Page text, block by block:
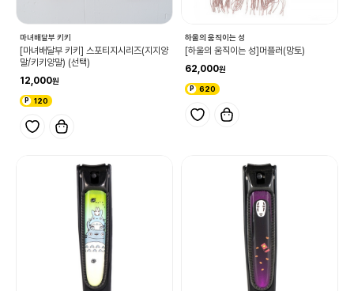
마녀배달부 키키
[마녀배달부 키키] 스포티지시리즈(지지양
말/키키양말) (선택)
12,000
120
하울의 움직이는 성
[하울의 움직이는 성]머플러(망토)
62,000
620